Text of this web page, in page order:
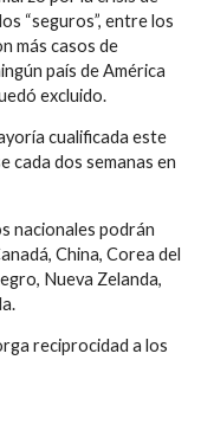
“seguros”, entre los
más casos de
país de América
excluido.
cualificada este
cada dos semanas en
nacionales podrán
China, Corea del
Nueva Zelanda,
reciprocidad a los